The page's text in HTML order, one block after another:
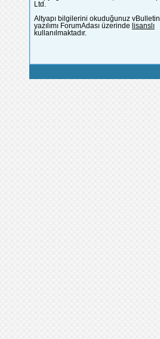
Ltd.
Altyapı bilgilerini okuduğunuz vBulletin
yazılımı ForumAdası üzerinde lisanslı
kullanılmaktadır.